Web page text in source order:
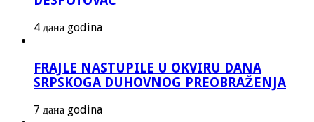
4 дана godina
FRAJLE NASTUPILE U OKVIRU DANA
SRPSKOGA DUHOVNOG PREOBRAŽENJA
7 дана godina